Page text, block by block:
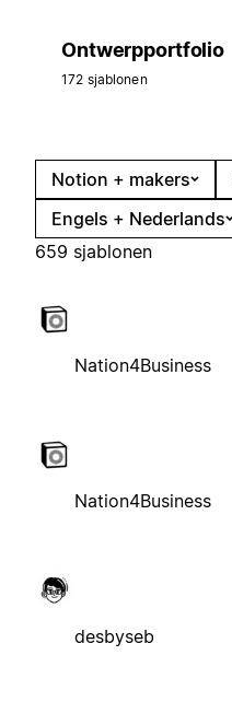
Ontwerpportfolio
172 sjablonen
Notion + makers
Engels + Nederlands
659 sjablonen
Nation4Business
Nation4Business
desbyseb